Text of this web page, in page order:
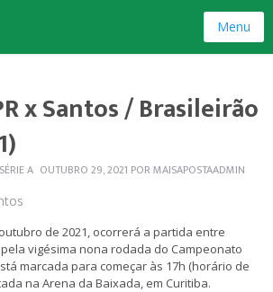
Menu
x Santos / Brasileirão
SÉRIE A OUTUBRO 29, 2021 POR MAISAPOSTAADMIN
de 2021, ocorrerá a partida entre
vigésima nona rodada do Campeonato
marcada para começar às 17h (horário de
na Arena da Baixada, em Curitiba.